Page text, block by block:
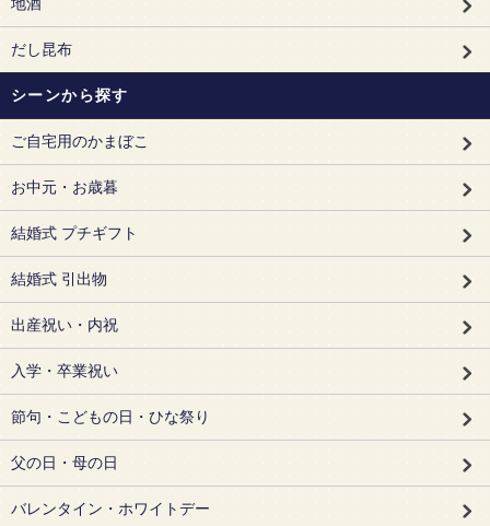
だし昆布
シーンから探す
ご自宅用のかまぼこ
お中元・お歳暮
結婚式 プチギフト
結婚式 引出物
出産祝い・内祝
入学・卒業祝い
節句・こどもの日・ひな祭り
父の日・母の日
バレンタイン・ホワイトデー